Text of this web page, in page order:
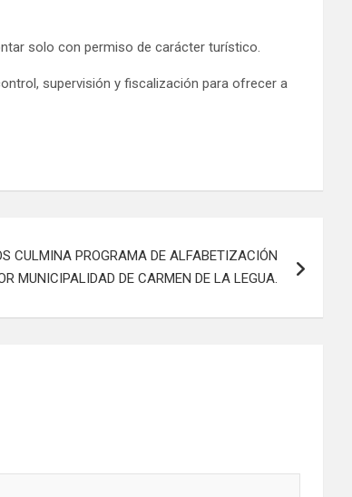
solo con permiso de carácter turístico.
supervisión y fiscalización para ofrecer a
CULMINA PROGRAMA DE ALFABETIZACIÓN
MUNICIPALIDAD DE CARMEN DE LA LEGUA.